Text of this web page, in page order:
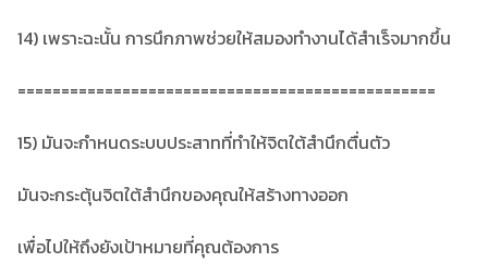
14) เพราะฉะนั้น การนึกภาพช่วยให้สมองทำงานได้สำเร็จมากขึ้น
================================================
15) มันจะกำหนดระบบประสาทที่ทำให้จิตใต้สำนึกตื่นตัว
มันจะกระตุ้นจิตใต้สำนึกของคุณให้สร้างทางออก
เพื่อไปให้ถึงยังเป้าหมายที่คุณต้องการ